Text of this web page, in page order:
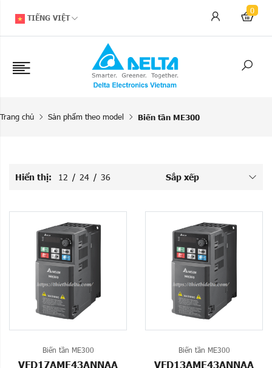
TIẾNG VIỆT
0
Trang chủ Sản phẩm theo model Biến tần ME300
Hiển thị: 12 / 24 / 36 Sắp xếp
Biến tần ME300
VFD17AME43ANNAA
Biến tần ME300
VFD13AME43ANNAA